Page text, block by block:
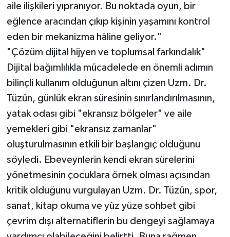
aile ilişkileri yıpranıyor. Bu noktada oyun, bir
eğlence aracından çıkıp kişinin yaşamını kontrol
eden bir mekanizma hâline geliyor."
"Çözüm dijital hijyen ve toplumsal farkındalık"
Dijital bağımlılıkla mücadelede en önemli adımın
bilinçli kullanım olduğunun altını çizen Uzm. Dr.
Tüzün, günlük ekran süresinin sınırlandırılmasının,
yatak odası gibi "ekransız bölgeler" ve aile
yemekleri gibi "ekransız zamanlar"
oluşturulmasının etkili bir başlangıç olduğunu
söyledi. Ebeveynlerin kendi ekran sürelerini
yönetmesinin çocuklara örnek olması açısından
kritik olduğunu vurgulayan Uzm. Dr. Tüzün, spor,
sanat, kitap okuma ve yüz yüze sohbet gibi
çevrim dışı alternatiflerin bu dengeyi sağlamaya